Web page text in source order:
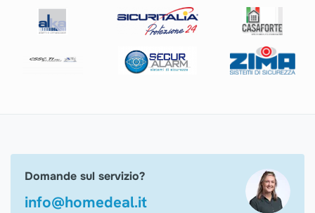
Domande sul servizio?
info@homedeal.it